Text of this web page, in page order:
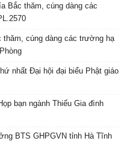
Bắc thăm, cúng dàng các
cúng dàng các trường hạ
nhất Đại hội đại biểu Phật giáo
bạn ngành Thiếu Gia đình
BTS GHPGVN tỉnh Hà Tĩnh